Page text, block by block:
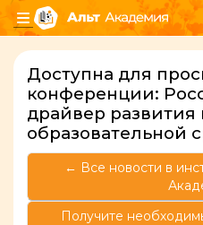
Перейти к основному
Боковая панель
Доступна для
конференции:
драйвер
образовательной
← Все новости в
Получите